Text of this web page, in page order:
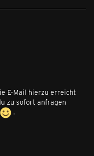
E-Mail hierzu erreicht
zu sofort anfragen
.